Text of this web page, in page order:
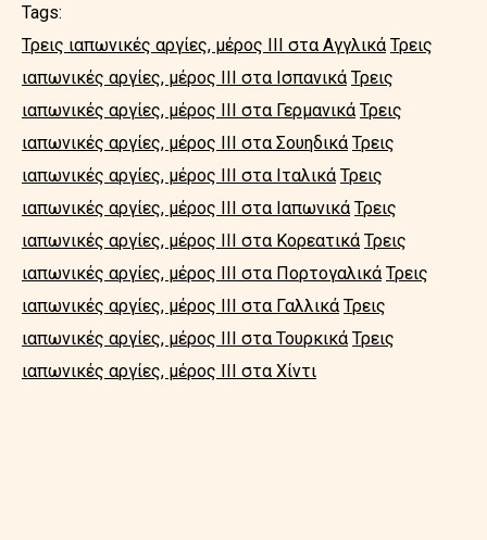
Tags:
Τρεις ιαπωνικές αργίες, μέρος ΙΙΙ στα Αγγλικά Τρεις
ιαπωνικές αργίες, μέρος ΙΙΙ στα Ισπανικά Τρεις
ιαπωνικές αργίες, μέρος ΙΙΙ στα Γερμανικά Τρεις
ιαπωνικές αργίες, μέρος ΙΙΙ στα Σουηδικά Τρεις
ιαπωνικές αργίες, μέρος ΙΙΙ στα Ιταλικά Τρεις
ιαπωνικές αργίες, μέρος ΙΙΙ στα Ιαπωνικά Τρεις
ιαπωνικές αργίες, μέρος ΙΙΙ στα Κορεατικά Τρεις
ιαπωνικές αργίες, μέρος ΙΙΙ στα Πορτογαλικά Τρεις
ιαπωνικές αργίες, μέρος ΙΙΙ στα Γαλλικά Τρεις
ιαπωνικές αργίες, μέρος ΙΙΙ στα Τουρκικά Τρεις
ιαπωνικές αργίες, μέρος ΙΙΙ στα Χίντι